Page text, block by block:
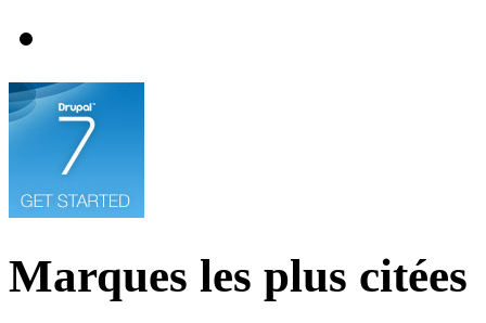
Marques les plus citées